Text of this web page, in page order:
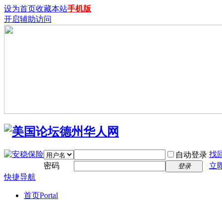
设为首页收藏本站手机版
开启辅助访问
自动登录 找
密码
登录
立
快捷导航
首页Portal